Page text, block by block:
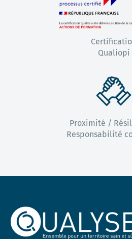
Qualiopi
Proximité /
Responsabilité